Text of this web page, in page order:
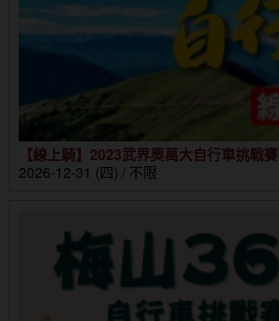
【線上騎】2023武界奧萬大自行車挑戰賽
2026-12-31 (四) / 不限